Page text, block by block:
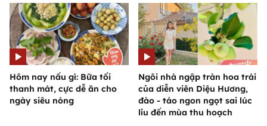
Hôm nay nấu gì: Bữa tối
thanh mát, cực dễ ăn cho
ngày siêu nóng
Ngôi nhà ngập tràn hoa trái
của diễn viên Diệu Hương,
đào - táo ngon ngọt sai lúc
lỉu đến mùa thu hoạch